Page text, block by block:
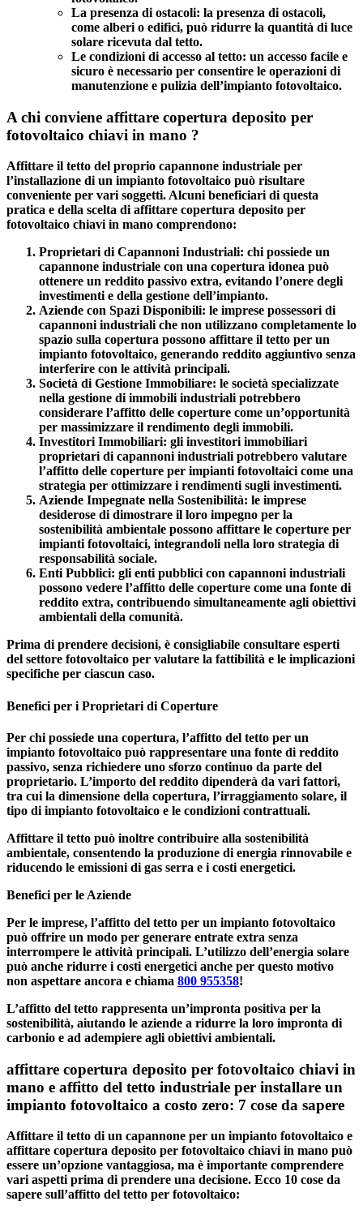
La presenza di ostacoli: la presenza di ostacoli,
come alberi o edifici, può ridurre la quantità di luce
solare ricevuta dal tetto.
Le condizioni di accesso al tetto: un accesso facile e
sicuro è necessario per consentire le operazioni di
manutenzione e pulizia dell’impianto fotovoltaico.
A chi conviene affittare copertura deposito per
fotovoltaico chiavi in mano ?
Affittare il tetto del proprio capannone industriale per
l’installazione di un impianto fotovoltaico può risultare
conveniente per vari soggetti. Alcuni beneficiari di questa
pratica e della scelta di affittare copertura deposito per
fotovoltaico chiavi in mano comprendono:
Proprietari di Capannoni Industriali: chi possiede un
capannone industriale con una copertura idonea può
ottenere un reddito passivo extra, evitando l’onere degli
investimenti e della gestione dell’impianto.
Aziende con Spazi Disponibili: le imprese possessori di
capannoni industriali che non utilizzano completamente lo
spazio sulla copertura possono affittare il tetto per un
impianto fotovoltaico, generando reddito aggiuntivo senza
interferire con le attività principali.
Società di Gestione Immobiliare: le società specializzate
nella gestione di immobili industriali potrebbero
considerare l’affitto delle coperture come un’opportunità
per massimizzare il rendimento degli immobili.
Investitori Immobiliari: gli investitori immobiliari
proprietari di capannoni industriali potrebbero valutare
l’affitto delle coperture per impianti fotovoltaici come una
strategia per ottimizzare i rendimenti sugli investimenti.
Aziende Impegnate nella Sostenibilità: le imprese
desiderose di dimostrare il loro impegno per la
sostenibilità ambientale possono affittare le coperture per
impianti fotovoltaici, integrandoli nella loro strategia di
responsabilità sociale.
Enti Pubblici: gli enti pubblici con capannoni industriali
possono vedere l’affitto delle coperture come una fonte di
reddito extra, contribuendo simultaneamente agli obiettivi
ambientali della comunità.
Prima di prendere decisioni, è consigliabile consultare esperti
del settore fotovoltaico per valutare la fattibilità e le implicazioni
specifiche per ciascun caso.
Benefici per i Proprietari di Coperture
Per chi possiede una copertura, l’affitto del tetto per un
impianto fotovoltaico può rappresentare una fonte di reddito
passivo, senza richiedere uno sforzo continuo da parte del
proprietario. L’importo del reddito dipenderà da vari fattori,
tra cui la dimensione della copertura, l’irraggiamento solare, il
tipo di impianto fotovoltaico e le condizioni contrattuali.
Affittare il tetto può inoltre contribuire alla sostenibilità
ambientale, consentendo la produzione di energia rinnovabile e
riducendo le emissioni di gas serra e i costi energetici.
Benefici per le Aziende
Per le imprese, l’affitto del tetto per un impianto fotovoltaico
può offrire un modo per generare entrate extra senza
interrompere le attività principali. L’utilizzo dell’energia solare
può anche ridurre i costi energetici anche per questo motivo
non aspettare ancora e chiama 800 955358!
L’affitto del tetto rappresenta un’impronta positiva per la
sostenibilità, aiutando le aziende a ridurre la loro impronta di
carbonio e ad adempiere agli obiettivi ambientali.
affittare copertura deposito per fotovoltaico chiavi in
mano e affitto del tetto industriale per installare un
impianto fotovoltaico a costo zero: 7 cose da sapere
Affittare il tetto di un capannone per un impianto fotovoltaico e
affittare copertura deposito per fotovoltaico chiavi in mano può
essere un’opzione vantaggiosa, ma è importante comprendere
vari aspetti prima di prendere una decisione. Ecco 10 cose da
sapere sull’affitto del tetto per fotovoltaico: